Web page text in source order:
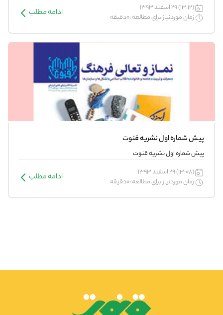
(13:12) 29 اسفند 1393
زمان موردنیاز برای مطالعه :0دقیقه
ادامه مطلب
پیش شماره اول نشریه قنوت
پیش شماره اول نشریه قنوت
(13:08) 29 اسفند 1393
زمان موردنیاز برای مطالعه :0دقیقه
ادامه مطلب